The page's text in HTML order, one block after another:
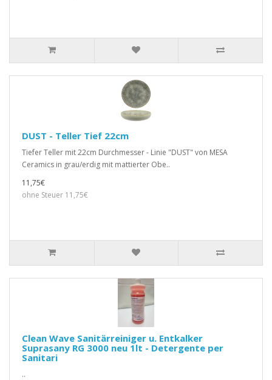
DUST - Teller Tief 22cm
Tiefer Teller mit 22cm Durchmesser - Linie "DUST" von MESA
Ceramics in grau/erdig mit mattierter Obe..
11,75€
ohne Steuer 11,75€
Clean Wave Sanitärreiniger u. Entkalker
Suprasany RG 3000 neu 1lt - Detergente per
Sanitari
..